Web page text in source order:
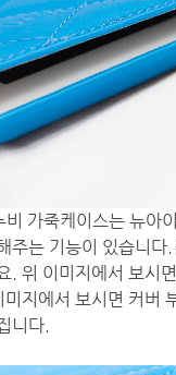
비 가죽케이스는 뉴아
주는 기능이 있습니다
. 위 이미지에서 보시
지에서 보시면 커버
니다.